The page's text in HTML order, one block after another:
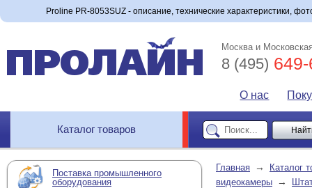
Proline PR-8053SUZ - описание, технические характеристики,
Москва и
8 (495)
О нас
Каталог товаров
Поставка промышленного
оборудования
Главная →
Каталог
видеокамеры →